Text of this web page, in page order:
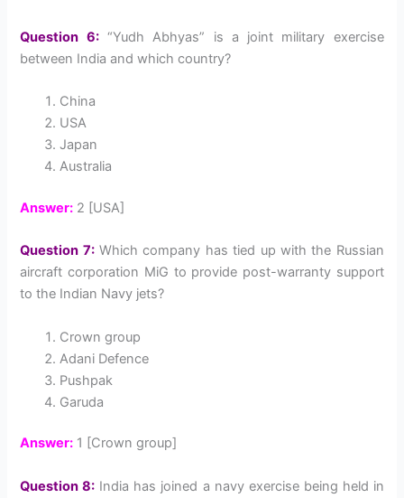
Question 6:“Yudh Abhyas” is a joint military exercise
between India and which country?
China
USA
Japan
Australia
Answer: 2 [USA]
Question 7:Which company has tied up with the Russian
aircraft corporation MiG to provide post-warranty support
to the Indian Navy jets?
Crown group
Adani Defence
Pushpak
Garuda
Answer: 1 [Crown group]
Question 8: India has joined a navy exercise being held in